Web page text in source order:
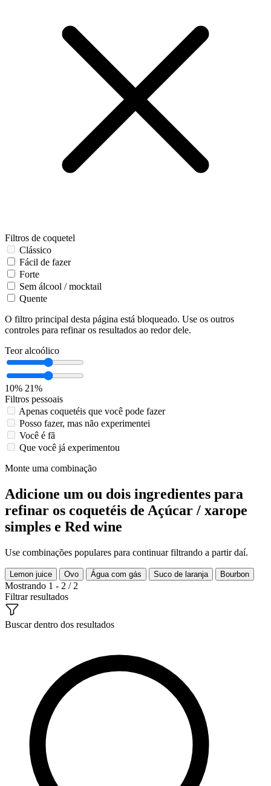
Filtros de coquetel
Clássico
Fácil de fazer
Forte
Sem álcool / mocktail
Quente
O filtro principal desta página está bloqueado. Use os outros
controles para refinar os resultados ao redor dele.
Teor alcoólico
10% 21%
Filtros pessoais
Apenas coquetéis que você pode fazer
Posso fazer, mas não experimentei
Você é fã
Que você já experimentou
Monte uma combinação
Adicione um ou dois ingredientes para
refinar os coquetéis de Açúcar / xarope
simples e Red wine
Use combinações populares para continuar filtrando a partir daí.
Lemon juice Ovo Água com gás Suco de laranja Bourbon
Mostrando 1 - 2 / 2
Filtrar resultados
Buscar dentro dos resultados